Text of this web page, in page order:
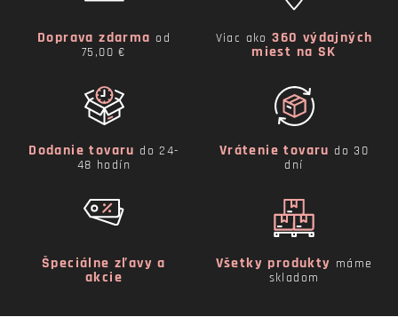
Doprava zdarma od
75,00 €
Viac ako360 výdajných
miest na SK
Dodanie tovaru do 24-
48 hodín
Vrátenie tovaru do 30
dní
Špeciálne zľavy a
akcie
Všetky produkty máme
skladom